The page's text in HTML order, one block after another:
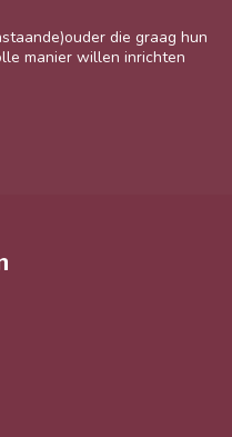
die graag hun
manier willen inrichten